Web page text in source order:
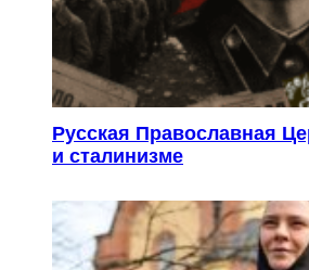
Русская Православная
и сталинизме